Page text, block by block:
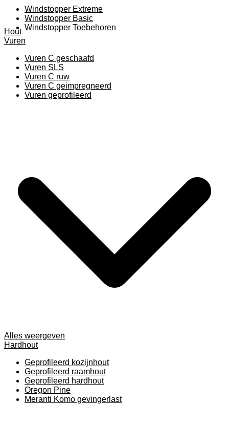
Windstopper Extreme
Windstopper Basic
Windstopper Toebehoren
Hout
Vuren
Vuren C geschaafd
Vuren SLS
Vuren C ruw
Vuren C geimpregneerd
Vuren geprofileerd
Alles weergeven
Hardhout
Geprofileerd kozijnhout
Geprofileerd raamhout
Geprofileerd hardhout
Oregon Pine
Meranti Komo gevingerlast